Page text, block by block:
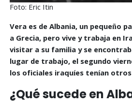
Foto: Eric Itin
Vera es de Albania, un pequeño
a Grecia, pero vive y trabaja en
visitar a su familia y se
lugar de trabajo, el segundo
los oficiales iraquíes tenían
¿Qué sucede en